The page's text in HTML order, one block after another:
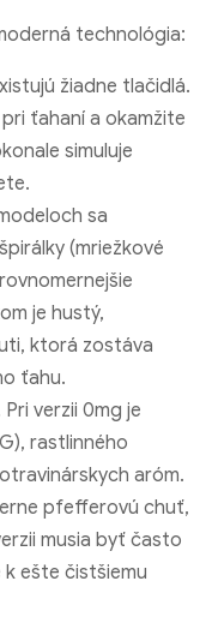
technológia:
žiadne tlačidlá.
ťahaní a okamžite
simuluje
sa
(mriežkové
je hustý,
ktorá zostáva
ťahu.
verzii 0mg je
rastlinného
aróm.
pfefferovú chuť,
musia byť často
k ešte čistšiemu